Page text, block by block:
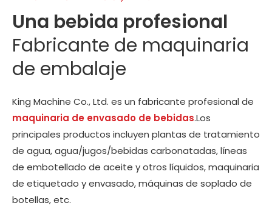
Una bebida profesional
Fabricante de maquinaria
de embalaje
King Machine Co., Ltd. es un fabricante profesional de
maquinaria de envasado de bebidas.Los
principales productos incluyen plantas de tratamiento
de agua, agua/jugos/bebidas carbonatadas, líneas
de embotellado de aceite y otros líquidos, maquinaria
de etiquetado y envasado, máquinas de soplado de
botellas, etc.